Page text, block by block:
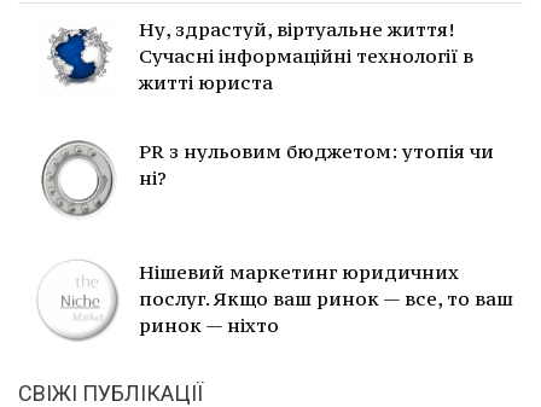
Ну, здрастуй, віртуальне життя!
Сучасні інформаційні технології в
житті юриста
PR з нульовим бюджетом: утопія чи
ні?
Нішевий маркетинг юридичних
послуг. Якщо ваш ринок — все, то ваш
ринок — ніхто
СВІЖІ ПУБЛІКАЦІЇ